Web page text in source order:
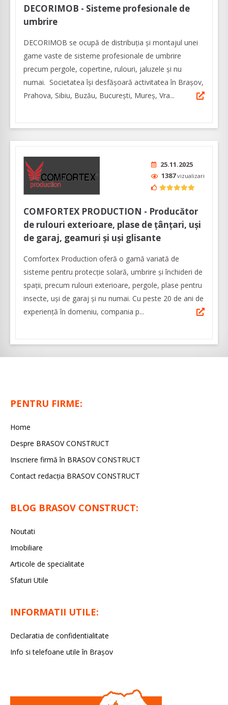
DECORIMOB - Sisteme profesionale de
umbrire
DECORIMOB se ocupă de distribuția și montajul unei
game vaste de sisteme profesionale de umbrire
precum pergole, copertine, rulouri, jaluzele şi nu
numai. Societatea își desfășoară activitatea în Brașov,
Prahova, Sibiu, Buzău, București, Mureș, Vra...
25.11.2025
1387vizualizari
COMFORTEX PRODUCTION - Producător
de rulouri exterioare, plase de țânțari, uși
de garaj, geamuri și uși glisante
Comfortex Production oferă o gamă variată de
sisteme pentru protecție solară, umbrire și închideri de
spații, precum rulouri exterioare, pergole, plase pentru
insecte, uşi de garaj şi nu numai. Cu peste 20 de ani de
experienţă în domeniu, compania p...
PENTRU FIRME:
Home
Despre BRASOV CONSTRUCT
Inscriere firmă în BRASOV CONSTRUCT
Contact redacţia BRASOV CONSTRUCT
BLOG BRASOV CONSTRUCT:
Noutati
Imobiliare
Articole de specialitate
Sfaturi Utile
INFORMATII UTILE:
Declaratia de confidentialitate
Info si telefoane utile în Braşov